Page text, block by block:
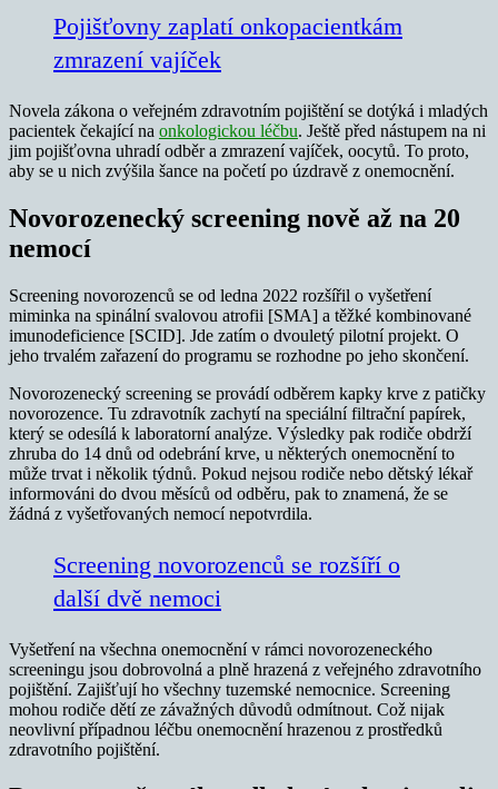
Pojišťovny zaplatí onkopacientkám
zmrazení vajíček
Novela zákona o veřejném zdravotním pojištění se dotýká i mladých
pacientek čekající na onkologickou léčbu. Ještě před nástupem na ni
jim pojišťovna uhradí odběr a zmrazení vajíček, oocytů. To proto,
aby se u nich zvýšila šance na početí po úzdravě z onemocnění.
Novorozenecký screening nově až na 20
nemocí
Screening novorozenců se od ledna 2022 rozšířil o vyšetření
miminka na spinální svalovou atrofii [SMA] a těžké kombinované
imunodeficience [SCID]. Jde zatím o dvouletý pilotní projekt. O
jeho trvalém zařazení do programu se rozhodne po jeho skončení.
Novorozenecký screening se provádí odběrem kapky krve z patičky
novorozence. Tu zdravotník zachytí na speciální filtrační papírek,
který se odesílá k laboratorní analýze. Výsledky pak rodiče obdrží
zhruba do 14 dnů od odebrání krve, u některých onemocnění to
může trvat i několik týdnů. Pokud nejsou rodiče nebo dětský lékař
informováni do dvou měsíců od odběru, pak to znamená, že se
žádná z vyšetřovaných nemocí nepotvrdila.
Screening novorozenců se rozšíří o
další dvě nemoci
Vyšetření na všechna onemocnění v rámci novorozeneckého
screeningu jsou dobrovolná a plně hrazená z veřejného zdravotního
pojištění. Zajišťují ho všechny tuzemské nemocnice. Screening
mohou rodiče dětí ze závažných důvodů odmítnout. Což nijak
neovlivní případnou léčbu onemocnění hrazenou z prostředků
zdravotního pojištění.